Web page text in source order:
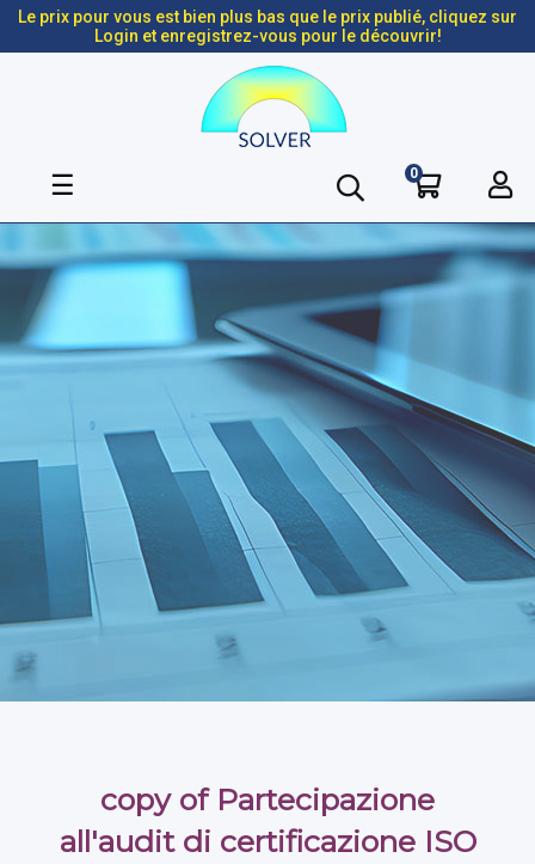
Le prix pour vous est bien plus bas que le prix publié, cliquez sur
Login et enregistrez-vous pour le découvrir!
Basculer
navigation
☰ 0
copy of Partecipazione
all'audit di certificazione ISO